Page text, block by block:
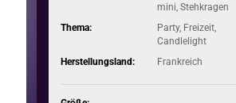
mini, Stehkragen
Thema:
Party, Freizeit,
Candlelight
Herstellungsland:
Frankreich